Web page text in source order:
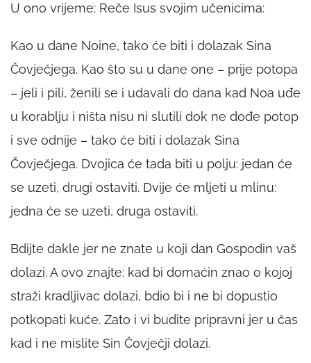
U ono vrijeme: Reče Isus svojim učenicima:
Kao u dane Noine, tako će biti i dolazak Sina
Čovječjega. Kao što su u dane one – prije potopa
– jeli i pili, ženili se i udavali do dana kad Noa uđe
u korablju i ništa nisu ni slutili dok ne dođe potop
i sve odnije – tako će biti i dolazak Sina
Čovječjega. Dvojica će tada biti u polju: jedan će
se uzeti, drugi ostaviti. Dvije će mljeti u mlinu:
jedna će se uzeti, druga ostaviti.
Bdijte dakle jer ne znate u koji dan Gospodin vaš
dolazi. A ovo znajte: kad bi domaćin znao o kojoj
straži kradljivac dolazi, bdio bi i ne bi dopustio
potkopati kuće. Zato i vi budite pripravni jer u čas
kad i ne mislite Sin Čovječji dolazi.